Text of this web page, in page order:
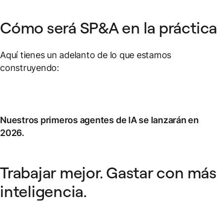
Cómo será SP&A en la práctica
Aquí tienes un adelanto de lo que estamos
construyendo:
Nuestros primeros agentes de IA se lanzarán en
2026.
Trabajar mejor. Gastar con más
inteligencia.